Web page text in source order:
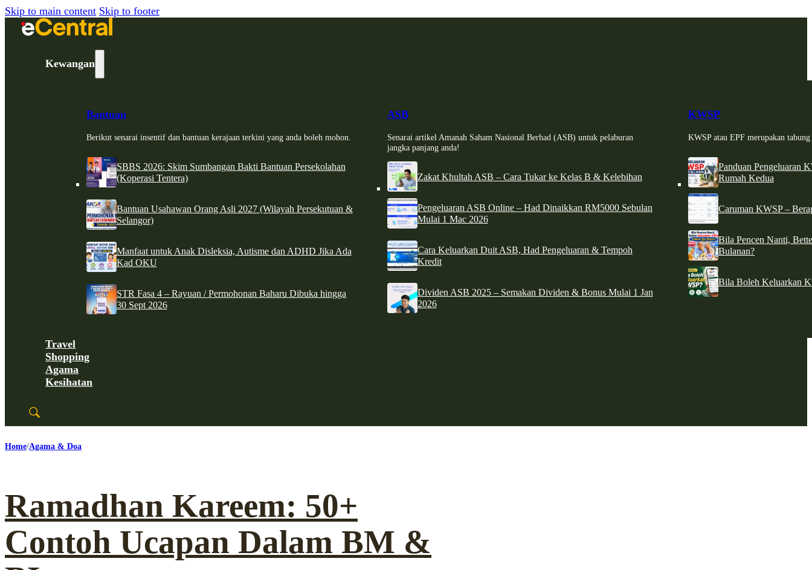
Skip to main content Skip to footer
Kewangan
Bantuan
Berikut senarai insentif dan bantuan kerajaan terkini yang anda boleh mohon.
SBBS 2026: Skim Sumbangan Bakti Bantuan Persekolahan
(Koperasi Tentera)
Bantuan Usahawan Orang Asli 2027 (Wilayah Persekutuan &
Selangor)
Manfaat untuk Anak Disleksia, Autisme dan ADHD Jika Ada
Kad OKU
STR Fasa 4 – Rayuan / Permohonan Baharu Dibuka hingga
30 Sept 2026
ASB
Senarai artikel Amanah Saham Nasional Berhad (ASB) untuk pelaburan
jangka panjang anda!
Zakat Khultah ASB – Cara Tukar ke Kelas B & Kelebihan
Pengeluaran ASB Online – Had Dinaikkan RM5000 Sebulan
Mulai 1 Mac 2026
Cara Keluarkan Duit ASB, Had Pengeluaran & Tempoh
Kredit
Dividen ASB 2025 – Semakan Dividen & Bonus Mulai 1 Jan
2026
KWSP
KWSP atau EPF merupakan
Panduan Pengeluaran
Rumah Kedua
Caruman KWSP –
Bila Pencen Nanti,
Bulanan?
Bila Boleh Keluarkan
Travel
Shopping
Agama
Kesihatan
Home Agama & Doa
Ramadhan Kareem: 50+
Contoh Ucapan Dalam BM &